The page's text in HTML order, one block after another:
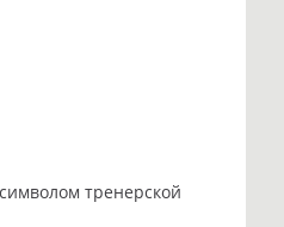
тренерской